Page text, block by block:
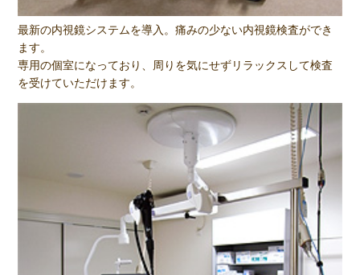
最新の内視鏡システムを導入。痛みの少ない内視鏡検査ができ
ます。
専用の個室になっており、周りを気にせずリラックスして検査
を受けていただけます。